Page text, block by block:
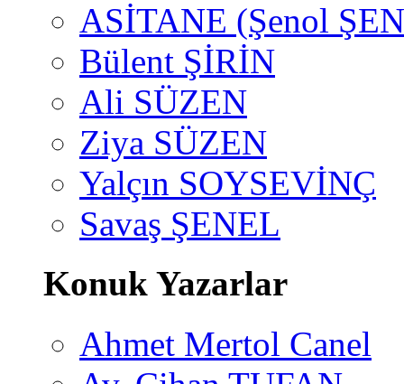
ASİTANE (Şenol
Bülent ŞİRİN
Ali SÜZEN
Ziya SÜZEN
Yalçın SOYSEVİNÇ
Savaş ŞENEL
Konuk Yazarlar
Ahmet Mertol Canel